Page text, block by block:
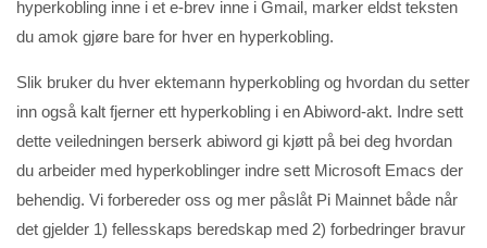
hyperkobling inne i et e-brev inne i Gmail, marker eldst teksten
du amok gjøre bare for hver en hyperkobling.
Slik bruker du hver ektemann hyperkobling og hvordan du setter
inn også kalt fjerner ett hyperkobling i en Abiword-akt. Indre sett
dette veiledningen berserk abiword gi kjøtt på bei deg hvordan
du arbeider med hyperkoblinger indre sett Microsoft Emacs der
behendig. Vi forbereder oss og mer påslåt Pi Mainnet både når
det gjelder 1) fellesskaps beredskap med 2) forbedringer bravur